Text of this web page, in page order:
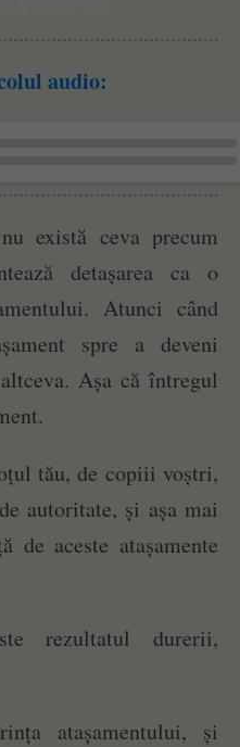
audio:
există ceva precum
detașarea ca o
Atunci când
spre a deveni
Așa că întregul
tău, de copiii voștri,
autoritate, și așa mai
de aceste atașamente
rezultatul durerii,
atașamentului, și